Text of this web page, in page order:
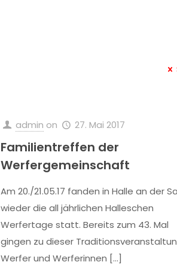
admin on 27. Mai 2017
Familientreffen der
Werfergemeinschaft
Am 20./21.05.17 fanden in Halle an der
wieder die all jährlichen Halleschen
Werfertage statt. Bereits zum 43. Mal
gingen zu dieser
Werfer und Werferinnen […]